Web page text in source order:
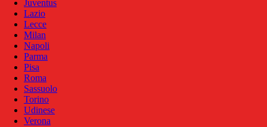
Juventus
Lazio
Lecce
Milan
Napoli
Parma
Pisa
Roma
Sassuolo
Torino
Udinese
Verona